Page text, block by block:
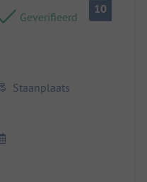
Geverifieerd
10
Staanplaats